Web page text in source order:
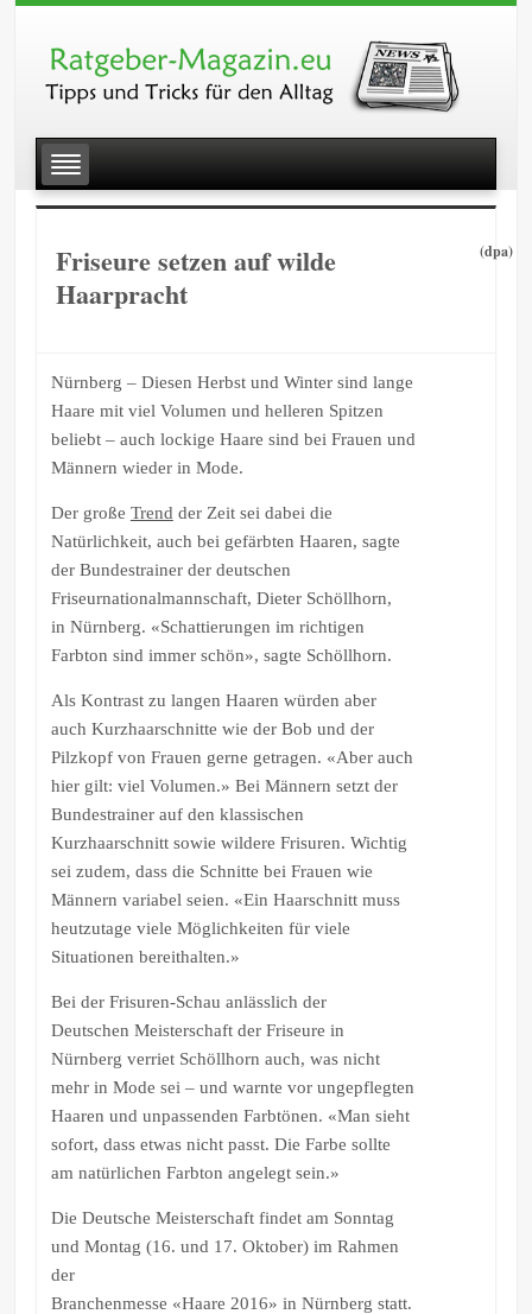
Friseure setzen auf wilde
Haarpracht
(dpa)
Nürnberg – Diesen Herbst und Winter sind lange
Haare mit viel Volumen und helleren Spitzen
beliebt – auch lockige Haare sind bei Frauen und
Männern wieder in Mode.
Der große Trend der Zeit sei dabei die
Natürlichkeit, auch bei gefärbten Haaren, sagte
der Bundestrainer der deutschen
Friseurnationalmannschaft, Dieter Schöllhorn,
in Nürnberg. «Schattierungen im richtigen
Farbton sind immer schön», sagte Schöllhorn.
Als Kontrast zu langen Haaren würden aber
auch Kurzhaarschnitte wie der Bob und der
Pilzkopf von Frauen gerne getragen. «Aber auch
hier gilt: viel Volumen.» Bei Männern setzt der
Bundestrainer auf den klassischen
Kurzhaarschnitt sowie wildere Frisuren. Wichtig
sei zudem, dass die Schnitte bei Frauen wie
Männern variabel seien. «Ein Haarschnitt muss
heutzutage viele Möglichkeiten für viele
Situationen bereithalten.»
Bei der Frisuren-Schau anlässlich der
Deutschen Meisterschaft der Friseure in
Nürnberg verriet Schöllhorn auch, was nicht
mehr in Mode sei – und warnte vor ungepflegten
Haaren und unpassenden Farbtönen. «Man sieht
sofort, dass etwas nicht passt. Die Farbe sollte
am natürlichen Farbton angelegt sein.»
Die Deutsche Meisterschaft findet am Sonntag
und Montag (16. und 17. Oktober) im Rahmen
der
Branchenmesse «Haare 2016» in Nürnberg statt.